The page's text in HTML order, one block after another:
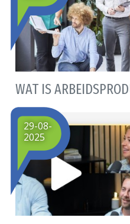
WAT IS
29-08-
2025